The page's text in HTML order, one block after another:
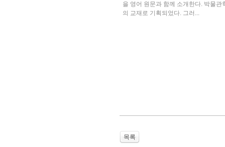
을 영어 원문과 함께 소개한다. 박물
의 교재로 기획되었다. 그러...
목록